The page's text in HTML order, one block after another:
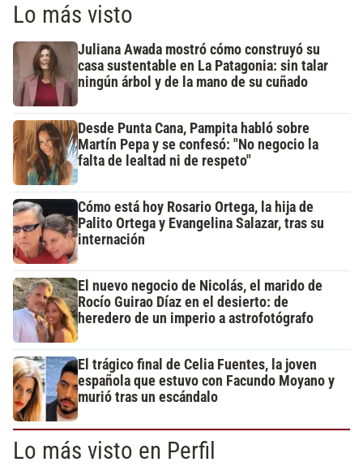
Lo más visto
Juliana Awada mostró cómo construyó su
casa sustentable en La Patagonia: sin talar
ningún árbol y de la mano de su cuñado
Desde Punta Cana, Pampita habló sobre
Martín Pepa y se confesó: "No negocio la
falta de lealtad ni de respeto"
Cómo está hoy Rosario Ortega, la hija de
Palito Ortega y Evangelina Salazar, tras su
internación
El nuevo negocio de Nicolás, el marido de
Rocío Guirao Díaz en el desierto: de
heredero de un imperio a astrofotógrafo
El trágico final de Celia Fuentes, la joven
española que estuvo con Facundo Moyano y
murió tras un escándalo
Lo más visto en Perfil